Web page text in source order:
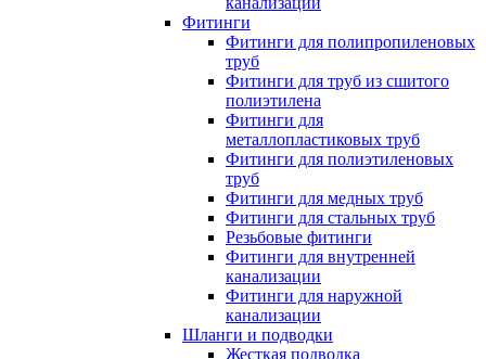
Фитинги
Фитинги для полипропиленовых
труб
Фитинги для труб из сшитого
полиэтилена
Фитинги для
металлопластиковых труб
Фитинги для полиэтиленовых
труб
Фитинги для медных труб
Фитинги для стальных труб
Резьбовые фитинги
Фитинги для внутренней
канализации
Фитинги для наружной
канализации
Шланги и подводки
Жесткая подводка